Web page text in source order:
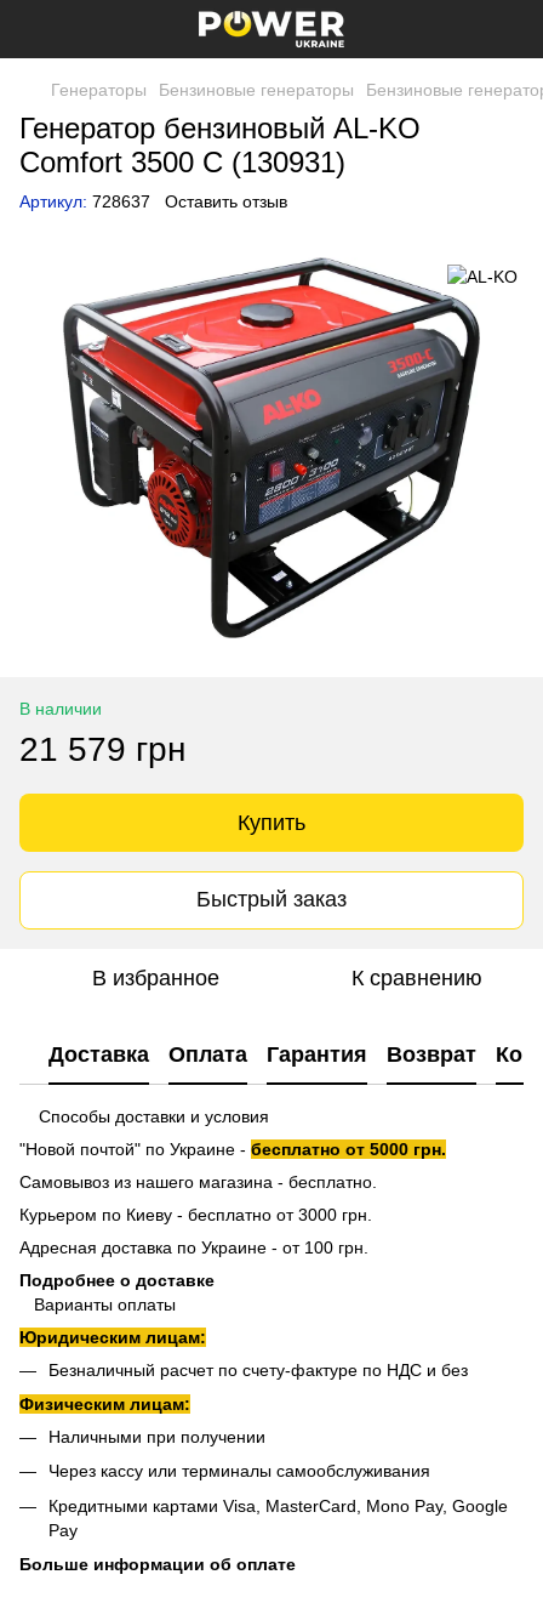
Генераторы Бензиновые генераторы Бензиновые
Генератор бензиновый AL-KO
Comfort 3500 С (130931)
Артикул: 728637 Оставить отзыв
В наличии
21 579 грн
Купить
Быстрый заказ
В избранное К сравнению
Доставка Оплата Гарантия Возврат
Способы доставки и условия
"Новой почтой" по Украине - бесплатно от 5000 грн.
Самовывоз из нашего магазина - бесплатно.
Курьером по Киеву - бесплатно от 3000 грн.
Адресная доставка по Украине - от 100 грн.
Подробнее о доставке
Варианты оплаты
Юридическим лицам:
Безналичный расчет по счету-фактуре по НДС и без
Физическим лицам:
Наличными при получении
Через кассу или терминалы самообслуживания
Кредитными картами Visa, MasterCard, Mono Pay, Google
Pay
Больше информации об оплате